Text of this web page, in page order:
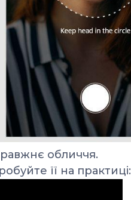
обличчя.
її на практиці: